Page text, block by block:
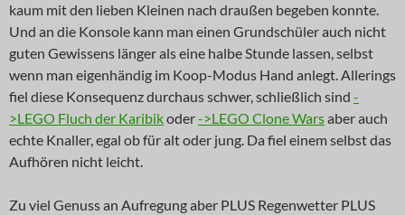
kaum mit den lieben Kleinen nach draußen begeben konnte.
Und an die Konsole kann man einen Grundschüler auch nicht
guten Gewissens länger als eine halbe Stunde lassen, selbst
wenn man eigenhändig im Koop-Modus Hand anlegt. Allerings
fiel diese Konsequenz durchaus schwer, schließlich sind -
>LEGO Fluch der Karibikoder->LEGO Clone Warsaber auch
echte Knaller, egal ob für alt oder jung. Da fiel einem selbst das
Aufhören nicht leicht.
Zu viel Genuss an Aufregung aber PLUS Regenwetter PLUS